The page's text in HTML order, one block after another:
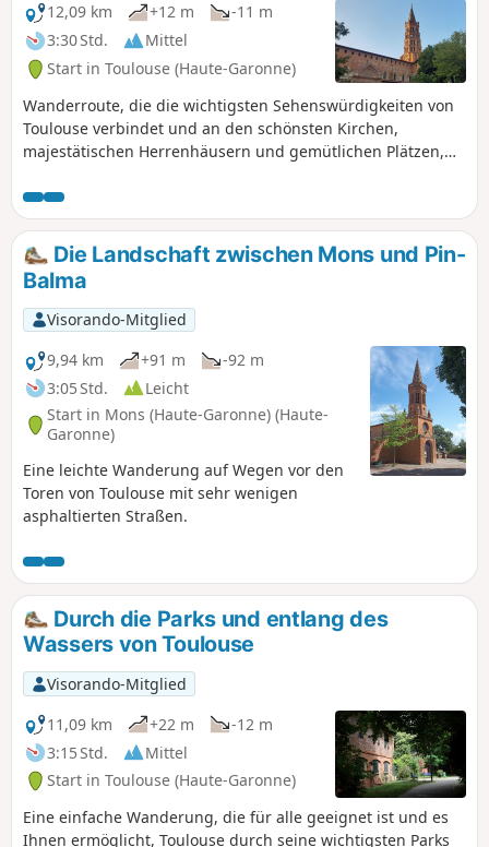
12,09 km
+12 m
-11 m
3:30 Std.
Mittel
Start in Toulouse (Haute-Garonne)
Wanderroute, die die wichtigsten Sehenswürdigkeiten von
Toulouse verbindet und an den schönsten Kirchen,
majestätischen Herrenhäusern und gemütlichen Plätzen,
Besichtigungstour durch die „Ville rose” kann je nach den
möglichen Besichtigungen und Zwischenstopps über einen
oder mehrere Tage verteilt werden.
Die Landschaft zwischen Mons und Pin-
Balma
Visorando-Mitglied
9,94 km
+91 m
-92 m
3:05 Std.
Leicht
Start in Mons (Haute-Garonne) (Haute-
Garonne)
Eine leichte Wanderung auf Wegen vor den
Toren von Toulouse mit sehr wenigen
asphaltierten Straßen.
Durch die Parks und entlang des
Wassers von Toulouse
Visorando-Mitglied
11,09 km
+22 m
-12 m
3:15 Std.
Mittel
Start in Toulouse (Haute-Garonne)
Eine einfache Wanderung, die für alle geeignet ist und es
Ihnen ermöglicht, Toulouse durch seine wichtigsten Parks